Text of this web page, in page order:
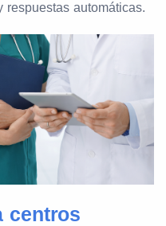
respuestas automáticas.
centros